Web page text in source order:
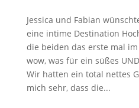
Jessica und Fabian
eine intime Destination
die beiden das erste mal
wow, was für ein süßes
Wir hatten ein total nettes
mich sehr, dass die...